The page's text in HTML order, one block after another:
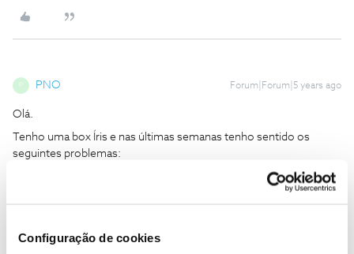
Configuração de cookies
PNO Forum|Forum|5 years ago
Olá.
Tenho uma box Íris e nas últimas semanas tenho sentido os
seguintes problemas:
Dificuldade intermitente em aceder a conteúdos gravados
Não consigo usar vouchers para alugar filmes via box, mas
consigo alugar via web.